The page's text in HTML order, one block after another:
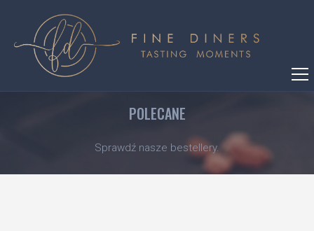
POLECANE
Sprawdź nasze bestellery.